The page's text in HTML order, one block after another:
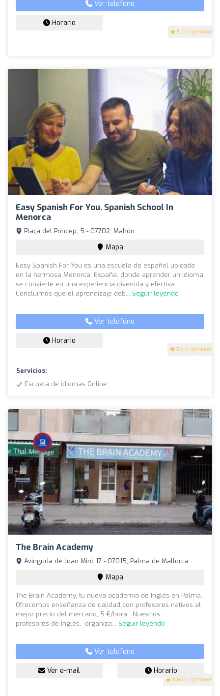
5 (57 opiniones)
Ver teléfono
Horario
Easy Spanish For You. Spanish School In
Menorca
5 (46 opiniones)
Plaça del Príncep, 5 - 07702, Mahón
Mapa
Easy Spanish For You es una escuela de español ubicada
en la hermosa Menorca, España, donde aprender un idioma
se convierte en una experiencia divertida y efectiva.
Concluimos que el aprendizaje deb... Seguir leyendo
Ver teléfono
Horario
Servicios:
Escuela de idiomas Online
The Brain Academy
4.8 (47 opiniones)
Avinguda de Joan Miró 17 - 07015, Palma de Mallorca
Mapa
The Brain Academy, tu nueva academia de Inglés en Palma.
Ofrecemos enseñanza de calidad con profesores nativos al
mejor precio del mercado, 5 €/hora. Nuestros
profesores de Inglés, organiza... Seguir leyendo
Ver teléfono
Ver e-mail Horario